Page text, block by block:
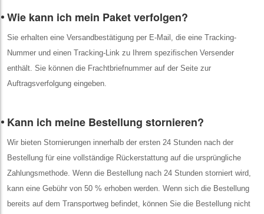
Wie kann ich mein Paket verfolgen?
Sie erhalten eine Versandbestätigung per E-Mail, die eine Tracking-
Nummer und einen Tracking-Link zu Ihrem spezifischen Versender
enthält. Sie können die Frachtbriefnummer auf der Seite zur
Auftragsverfolgung eingeben.
Kann ich meine Bestellung stornieren?
Wir bieten Stornierungen innerhalb der ersten 24 Stunden nach der
Bestellung für eine vollständige Rückerstattung auf die ursprüngliche
Zahlungsmethode. Wenn die Bestellung nach 24 Stunden storniert wird,
kann eine Gebühr von 50 % erhoben werden. Wenn sich die Bestellung
bereits auf dem Transportweg befindet, können Sie die Bestellung nicht